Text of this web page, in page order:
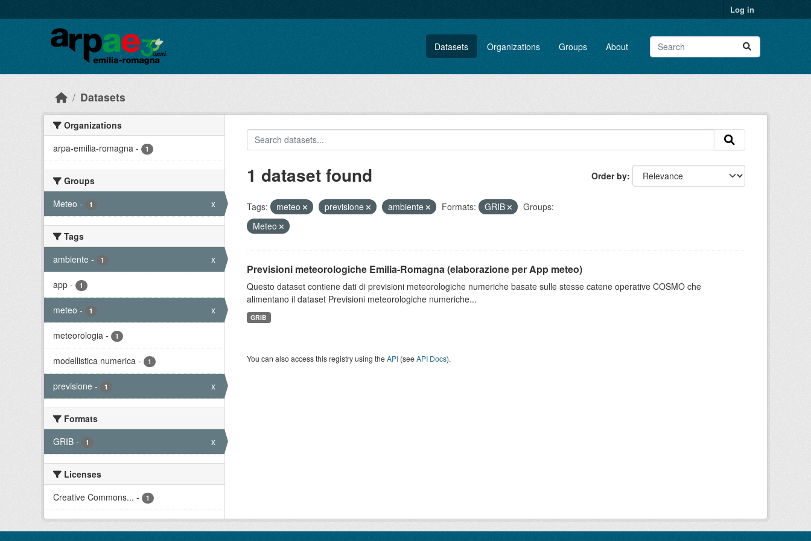
Log in
Datasets Organizations Groups About
Datasets
Organizations
arpa-emilia-romagna - 1
Groups
Meteo - 1 x
Tags
ambiente - 1 x
app - 1
meteo - 1 x
meteorologia - 1
modellistica numerica - 1
previsione - 1 x
Formats
GRIB - 1 x
Licenses
Creative Commons... - 1
Order by
1 dataset found
Tags: meteo previsione ambiente Formats: GRIB
Groups:
Meteo
Previsioni meteorologiche Emilia-Romagna (elaborazione per App meteo)
Questo dataset contiene dati di previsioni meteorologiche numeriche basate sulle stesse catene operative COSMO che
alimentano il dataset Previsioni meteorologiche numeriche...
GRIB
You can also access this registry using theAPI(seeAPI Docs).